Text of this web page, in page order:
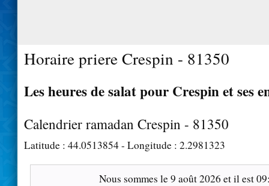
Horaire priere Crespin - 81350
Les heures de salat pour Crespin et ses
Calendrier ramadan Crespin - 81350
Latitude : 44.0513854- Longitude : 2.2981323
Nous sommes le9 août 2026 et il est